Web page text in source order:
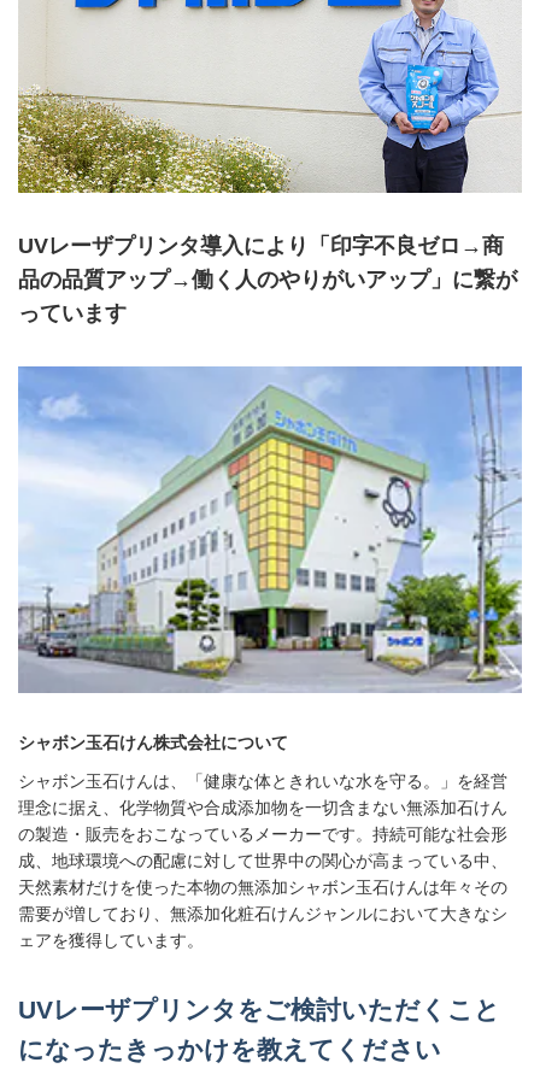
UVレーザプリンタ導入により「印字不良ゼロ→商
品の品質アップ→働く人のやりがいアップ」に繋が
っています
シャボン玉石けん株式会社について
シャボン玉石けんは、「健康な体ときれいな水を守る。」を経営
理念に据え、化学物質や合成添加物を一切含まない無添加石けん
の製造・販売をおこなっているメーカーです。持続可能な社会形
成、地球環境への配慮に対して世界中の関心が高まっている中、
天然素材だけを使った本物の無添加シャボン玉石けんは年々その
需要が増しており、無添加化粧石けんジャンルにおいて大きなシ
ェアを獲得しています。
UVレーザプリンタをご検討いただくこと
になったきっかけを教えてください